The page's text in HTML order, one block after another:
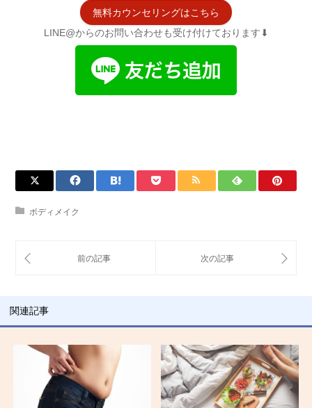
無料カウンセリングはこちら
LINE@からのお問い合わせも受け付けております⬇︎
ボディメイク
関連記事